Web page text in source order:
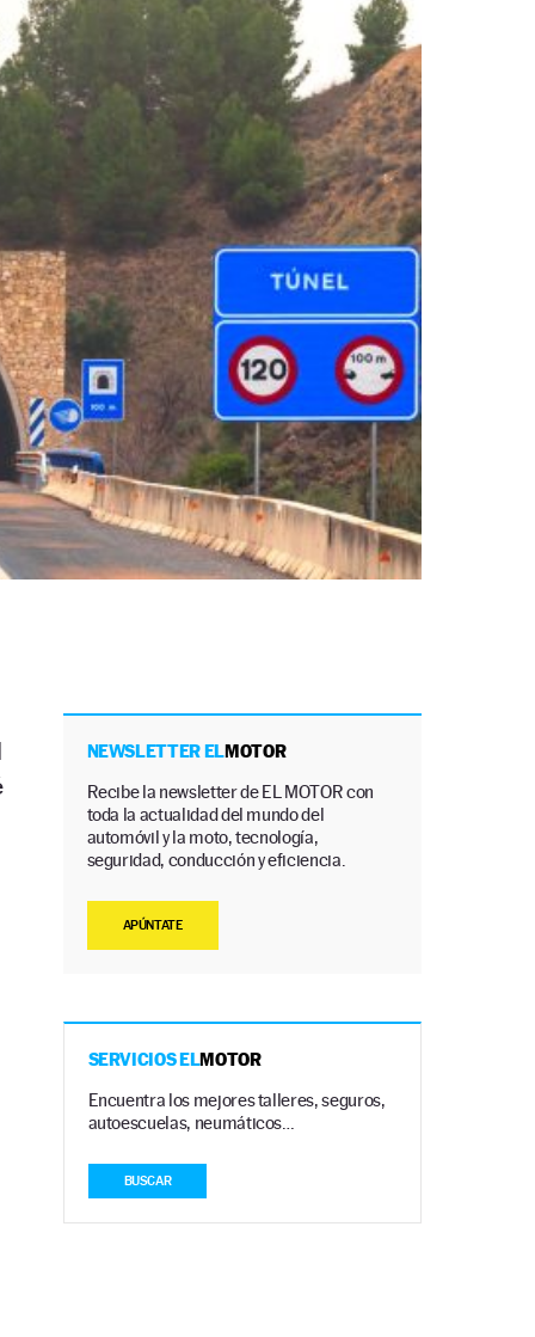
NEWSLETTER ELMOTOR
Recibe la newsletter de EL MOTOR con
toda la actualidad del mundo del
automóvil y la moto, tecnología,
seguridad, conducción y eficiencia.
APÚNTATE
SERVICIOS ELMOTOR
Encuentra los mejores talleres, seguros,
autoescuelas, neumáticos…
BUSCAR